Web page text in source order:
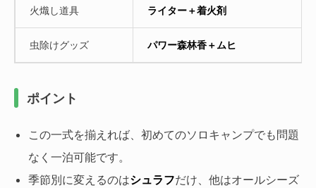
火熾し道具 ライター＋着火剤
虫除けグッズ パワー森林香＋ムヒ
ポイント
この一式を揃えれば、初めてのソロキャンプでも問題
なく一泊可能です。
季節別に変えるのはシュラフだけ、他はオールシーズ